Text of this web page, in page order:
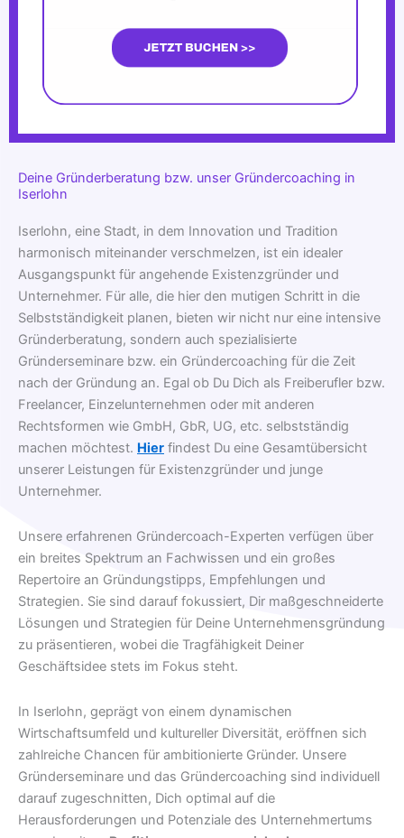
Deine Gründerberatung bzw. unser Gründercoaching in
Iserlohn
Iserlohn, eine Stadt, in dem Innovation und Tradition
harmonisch miteinander verschmelzen, ist ein idealer
Ausgangspunkt für angehende Existenzgründer und
Unternehmer. Für alle, die hier den mutigen Schritt in die
Selbstständigkeit planen, bieten wir nicht nur eine intensive
Gründerberatung, sondern auch spezialisierte
Gründerseminare bzw. ein Gründercoaching für die Zeit
nach der Gründung an. Egal ob Du Dich als Freiberufler bzw.
Freelancer, Einzelunternehmen oder mit anderen
Rechtsformen wie GmbH, GbR, UG, etc. selbstständig
machen möchtest. Hier findest Du eine Gesamtübersicht
unserer Leistungen für Existenzgründer und junge
Unternehmer.
Unsere erfahrenen Gründercoach-Experten verfügen über
ein breites Spektrum an Fachwissen und ein großes
Repertoire an Gründungstipps, Empfehlungen und
Strategien. Sie sind darauf fokussiert, Dir maßgeschneiderte
Lösungen und Strategien für Deine Unternehmensgründung
zu präsentieren, wobei die Tragfähigkeit Deiner
Geschäftsidee stets im Fokus steht.
In Iserlohn, geprägt von einem dynamischen
Wirtschaftsumfeld und kultureller Diversität, eröffnen sich
zahlreiche Chancen für ambitionierte Gründer. Unsere
Gründerseminare und das Gründercoaching sind individuell
darauf zugeschnitten, Dich optimal auf die
Herausforderungen und Potenziale des Unternehmertums